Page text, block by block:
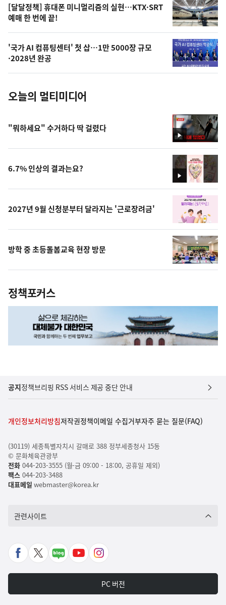
오
늘
의
사
진
[달달정책] 휴대폰 미니멀리즘의 실현…KTX·SRT
예매 한 번에 끝!
'국가 AI 컴퓨팅센터' 첫 삽…1만 5000장 규모
·2028년 완공
오늘의 멀티미디어
영
상
"뭐하세요" 수거하다 딱 걸렸다
영
상
6.7% 인상의 결과는요?
2027년 9월 신청분부터 달라지는 '근로장려금'
방학 중 초등돌봄교육 현장 방문
정책포커스
공지정책브리핑 RSS 서비스 제공 중단 안내
개인정보처리방침저작권정책이메일 수집거부자주 묻는 질문(FAQ)
(30119) 세종특별자치시 갈매로 388 정부세종청사 15동
© 문화체육관광부
전화044-203-3555 (월-금 09:00 - 18:00, 공휴일 제외)
팩스044-203-3488
대표메일 webmaster@korea.kr
관련사이트
페
북
X
가
네
포
유
바
인
타
그
PC 버전